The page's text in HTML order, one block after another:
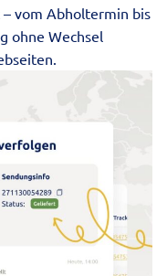
vom Abholtermin bis
ohne Wechsel